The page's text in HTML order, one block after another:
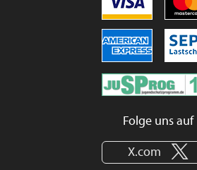
Folge uns auf
X.com